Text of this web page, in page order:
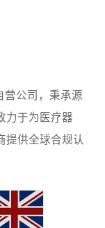
营公司，秉承源
力于为医疗器
提供全球合规认